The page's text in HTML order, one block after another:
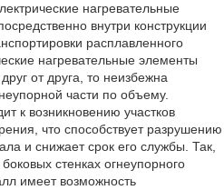
нагревательные
внутри конструкции
расплавленного
нагревательные элементы
от друга, то неизбежна
части по объему.
к возникновению участков
что способствует разрушению
и снижает срок его службы. Так,
стенках огнеупорного
имеет возможность